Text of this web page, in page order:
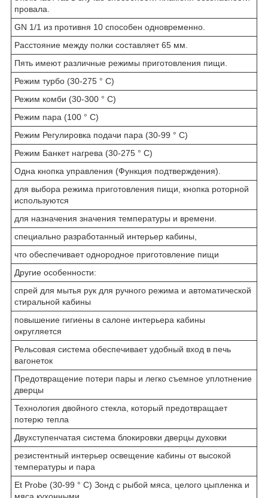
провала.
GN 1/1 из противня 10 способен одновременно.
Расстояние между полки составляет 65 мм.
Пять имеют различные режимы приготовления пищи.
Режим турбо (30-275 ° С)
Режим комби (30-300 ° С)
Режим пара (100 ° С)
Режим Регулировка подачи пара (30-99 ° С)
Режим Банкет нагрева (30-275 ° С)
Одна кнопка управления (Функция подтверждения).
для выбора режима приготовления пищи, кнопка роторной
используются
для назначения значения температуры и времени.
специально разработанный интерьер кабины,
что обеспечивает однородное приготовление пищи
Другие особенности:
спрей для мытья рук для ручного режима и автоматической
стиральной кабины
повышение гигиены в салоне интерьера кабины
округляется
Рельсовая система обеспечивает удобный вход в печь
вагонеток
Предотвращение потери пары и легко съемное уплотнение
дверцы
Технология двойного стекла, который предотвращает
потерю тепла
Двухступенчатая система блокировки дверцы духовки
резистентный интерьер освещение кабины от высокой
температуры и пара
Et Probe (30-99 ° C) Зонд с рыбой мяса, целого цыпленка и
мяса кухонными